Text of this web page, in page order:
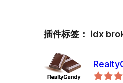
插件标签： idx